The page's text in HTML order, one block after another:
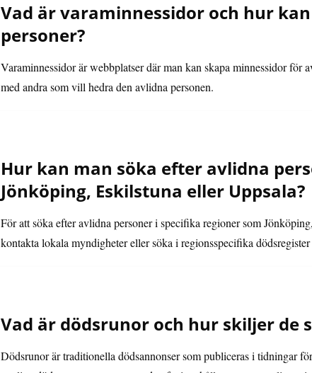
Vad är varaminnessidor och hur
personer?
Varaminnessidor är webbplatser där man kan skapa minnessidor
med andra som vill hedra den avlidna personen.
Hur kan man söka efter avlidna
Jönköping, Eskilstuna eller Uppsala?
För att söka efter avlidna personer i specifika regioner som
kontakta lokala myndigheter eller söka i regionsspecifika
Vad är dödsrunor och hur skiljer de
Dödsrunor är traditionella dödsannonser som publiceras i tidningar